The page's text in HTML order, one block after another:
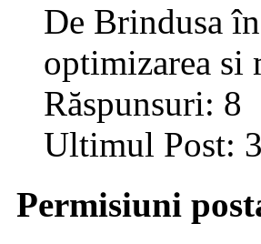
De Brindusa
optimizarea si
Răspunsuri: 8
Ultimul Post:
Permisiuni